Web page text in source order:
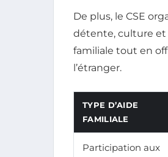
De plus, le CSE
détente, culture et
familiale tout en
l’étranger.
TYPE D’AIDE
FAMILIALE
Participation aux